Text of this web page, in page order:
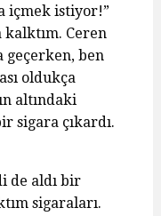
içmek istiyor!”
kalktım. Ceren
geçerken, ben
oldukça
altındaki
sigara çıkardı.
de aldı bir
sigaraları.